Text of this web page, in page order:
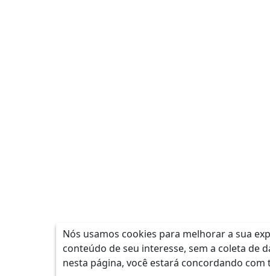
Nós usamos cookies para melhorar a sua
conteúdo de seu interesse, sem a coleta de
nesta página, você estará concordando